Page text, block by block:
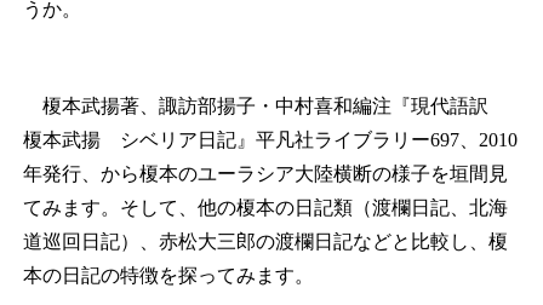
うか。
榎本武揚著、諏訪部揚子・中村喜和編注『現代語訳
榎本武揚 シベリア日記』平凡社ライブラリー697、2010
年発行、から榎本のユーラシア大陸横断の様子を垣間見
てみます。そして、他の榎本の日記類（渡欄日記、北海
道巡回日記）、赤松大三郎の渡欄日記などと比較し、榎
本の日記の特徴を探ってみます。